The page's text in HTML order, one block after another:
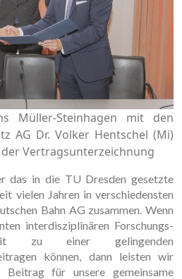
Müller-Steinhagen mit den
AG Dr. Volker Hentschel (Mi)
Vertragsunterzeichnung
das in die TU Dresden gesetzte
vielen Jahren in verschiedensten
Bahn AG zusammen. Wenn
interdisziplinären Forschungs-
zu einer gelingenden
können, dann leisten wir
Beitrag für unsere gemeinsame